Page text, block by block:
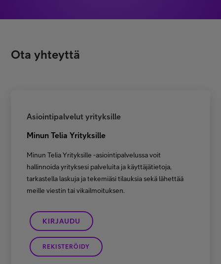
Ota yhteyttä
Asiointipalvelut yrityksille
Minun Telia Yrityksille
Minun Telia Yrityksille -asiointipalvelussa voit
hallinnoida yrityksesi palveluita ja käyttäjätietoja,
tarkastella laskuja ja tekemiäsi tilauksia sekä lähettää
meille viestin tai vikailmoituksen.
KIRJAUDU
REKISTERÖIDY